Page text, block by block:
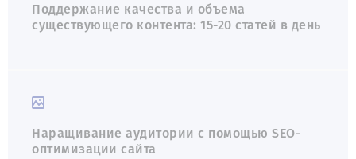
Поддержание качества и объема
существующего контента: 15-20 статей в день
Наращивание аудитории с помощью SEO-
оптимизации сайта